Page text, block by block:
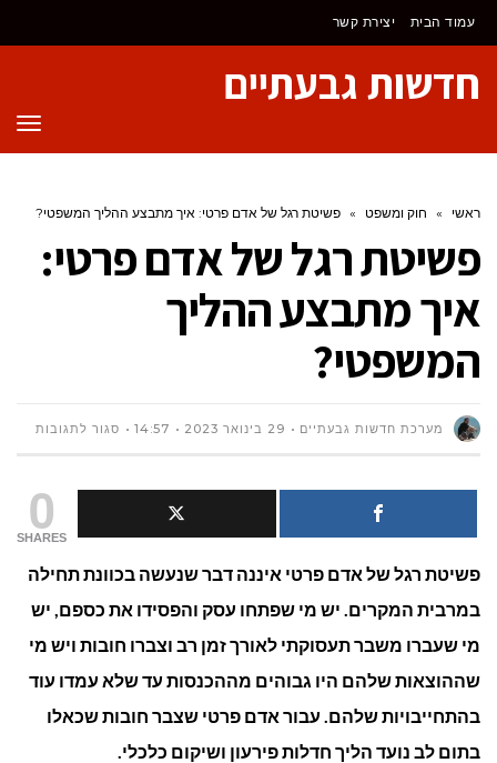
לתוכן
עמוד הבית יצירת קשר
חדשות גבעתיים
ראשי » חוק ומשפט » פשיטת רגל של אדם פרטי: איך מתבצע ההליך המשפטי?
פשיטת רגל של אדם פרטי:
איך מתבצע ההליך
המשפטי?
מערכת חדשות גבעתיים 29 בינואר 2023 14:57 סגור לתגובותעל
אדם
פרטי:
0
SHARES
פשיטת רגל של אדם פרטי איננה דבר שנעשה בכוונת תחילה
במרבית המקרים. יש מי שפתחו עסק והפסידו את כספם, יש
מי שעברו משבר תעסוקתי לאורך זמן רב וצברו חובות ויש מי
שההוצאות שלהם היו גבוהים מההכנסות עד שלא עמדו עוד
בהתחייבויות שלהם. עבור אדם פרטי שצבר חובות שכאלו
בתום לב נועד הליך חדלות פירעון ושיקום כלכלי.